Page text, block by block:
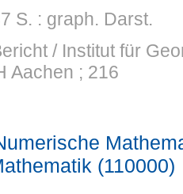
S. : graph. Darst.
/ Institut für
Aachen ; 216
(110000)